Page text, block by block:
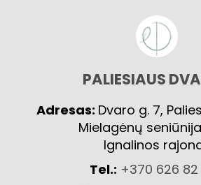
PALIESIAUS
Adresas: Dvaro g. 7,
Mielagėnų seniūnija
Ignalinos
Tel.: +370 626